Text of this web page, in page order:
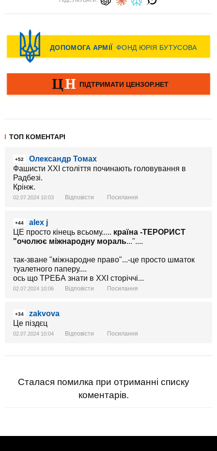
ТОП КОМЕНТАРІ
+52
Олександр Томах
Фашисти ХХІ століття починають головування в
Радбезі.
Крінж.
02.07.2024 10:03 Відповісти Посилання
+44
alex j
ЦЕ просто кінець всьому..... країна -ТЕРОРИСТ
"очолює міжнародну мораль..."....
так-зване "міжнародне право"...-це просто шматок
туалетного паперу....
ось що ТРЕБА знати в ХХІ сторіччі...
02.07.2024 10:06 Відповісти Посилання
+34
zakvova
Це піздєц
02.07.2024 10:04 Відповісти Посилання
Сталася помилка при отриманні списку
коментарів.